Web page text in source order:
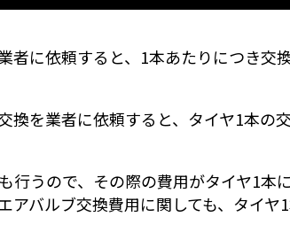
者に依頼すると、1本あたりにつき交
換を業者に依頼すると、タイヤ1本の
行うので、その際の費用がタイヤ1本
アバルブ交換費用に関しても、タイ